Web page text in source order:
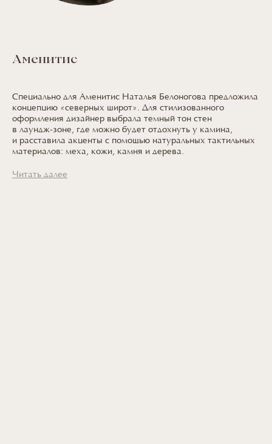
Аменитис
Специально для Аменитис Наталья Белоногова предложила
концепцию «северных широт». Для стилизованного
оформления дизайнер выбрала темный тон стен
в лаундж-зоне, где можно будет отдохнуть у камина,
и расставила акценты с помощью натуральных тактильных
материалов: меха, кожи, камня и дерева.
Читать далее